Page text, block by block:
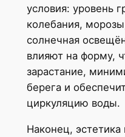
условия: уровень
колебания,
солнечная
влияют на форму,
зарастание,
берега и
циркуляцию воды.
Наконец, эстетика